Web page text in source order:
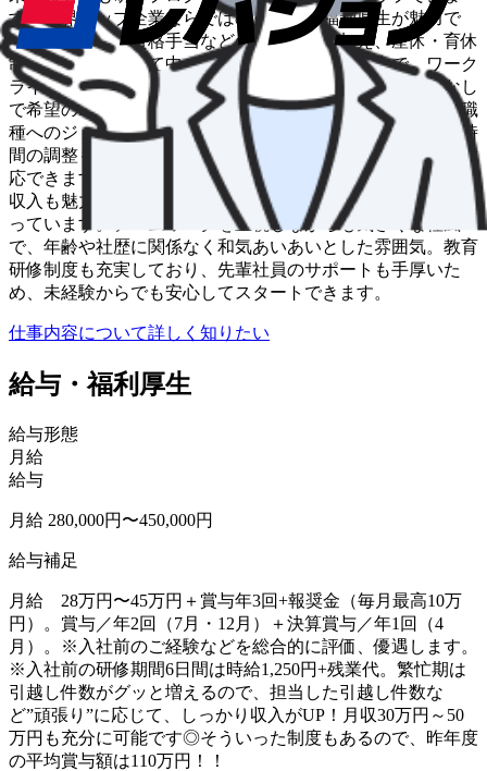
す。業界トップ企業ならではの充実した福利厚生が魅力で
す。家族手当や資格手当などの各種手当に加え、産休・育休
制度も完備。子育て中のドライバーも多数活躍中で、ワーク
ライフバランスを重視した働き方が実現できます。転勤なし
で希望のエリアで長く働き続けられ、事務職や営業など別職
種へのジョブチェンジも可能。家庭の事情に合わせて勤務時
間の調整もできるため、ライフステージの変化にも柔軟に対
応できます。月給28万円～45万円+賞与年3回と、安定した
収入も魅力。未経験でも安心してキャリアを築ける環境が整
っています。チームワークを重視しながらも気さくな社風
で、年齢や社歴に関係なく和気あいあいとした雰囲気。教育
研修制度も充実しており、先輩社員のサポートも手厚いた
め、未経験からでも安心してスタートできます。
仕事内容について詳しく知りたい
給与・福利厚生
給与形態
月給
給与
月給 280,000円〜450,000円
給与補足
月給 28万円〜45万円＋賞与年3回+報奨金（毎月最高10万
円）。賞与／年2回（7月・12月）＋決算賞与／年1回（4
月）。※入社前のご経験などを総合的に評価、優遇します。
※入社前の研修期間6日間は時給1,250円+残業代。繁忙期は
引越し件数がグッと増えるので、担当した引越し件数な
ど”頑張り”に応じて、しっかり収入がUP！月収30万円～50
万円も充分に可能です◎そういった制度もあるので、昨年度
の平均賞与額は110万円！！